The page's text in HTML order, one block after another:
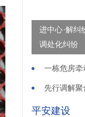
进中心·解纠
调处化纠纷
先行调解
平安建设